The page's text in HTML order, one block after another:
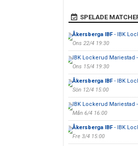
SPELADE
Åkersberga IBF- IBK
Ons 22/4 19:30
IBK Lockerud Mariestad
Ons 15/4 19:30
Åkersberga IBF- IBK
Sön 12/4 15:00
IBK Lockerud Mariestad
Mån 6/4 16:00
Åkersberga IBF- IBK
Fre 3/4 15:00